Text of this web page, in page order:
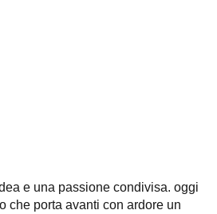
e una passione condivisa. oggi
che porta avanti con ardore un